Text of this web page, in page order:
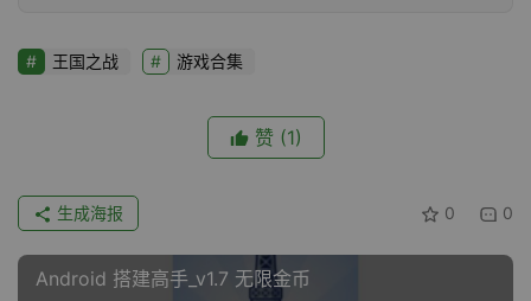
王国之战 游戏合集
赞 (1)
0 0
生成海报
Android 搭建高手_v1.7 无限金币